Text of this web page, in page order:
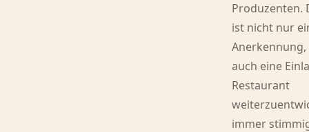
Produzenten.
ist nicht nur
auch eine
Restaurant
immer